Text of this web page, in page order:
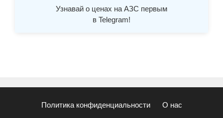
Узнавай о ценах на АЗС первым
в Telegram!
Политика конфиденциальности О нас